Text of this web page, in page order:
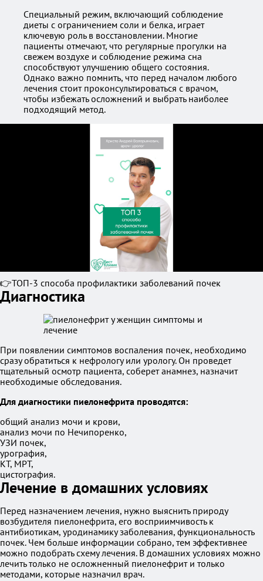
Специальный режим, включающий соблюдение
диеты с ограничением соли и белка, играет
ключевую роль в восстановлении. Многие
пациенты отмечают, что регулярные прогулки на
свежем воздухе и соблюдение режима сна
способствуют улучшению общего состояния.
Однако важно помнить, что перед началом любого
лечения стоит проконсультироваться с врачом,
чтобы избежать осложнений и выбрать наиболее
подходящий метод.
👉ТОП-3 способа профилактики заболеваний почек
Диагностика
При появлении симптомов воспаления почек, необходимо
сразу обратиться к нефрологу или урологу. Он проведет
тщательный осмотр пациента, соберет анамнез, назначит
необходимые обследования.
Для диагностики пиелонефрита проводятся:
общий анализ мочи и крови,
анализ мочи по Нечипоренко,
УЗИ почек,
урография,
КТ, МРТ,
цистография.
Лечение в домашних условиях
Перед назначением лечения, нужно выяснить природу
возбудителя пиелонефрита, его восприимчивость к
антибиотикам, уродинамику заболевания, функциональность
почек. Чем больше информации собрано, тем эффективнее
можно подобрать схему лечения. В домашних условиях можно
лечить только не осложненный пиелонефрит и только
методами, которые назначил врач.